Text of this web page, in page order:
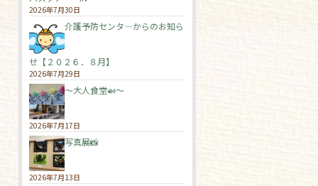
2026年7月30日
介護予防センタ―からのお知ら
せ【２０２６．８月】
2026年7月29日
～大人食堂🍛～
2026年7月17日
写真展📸
2026年7月13日